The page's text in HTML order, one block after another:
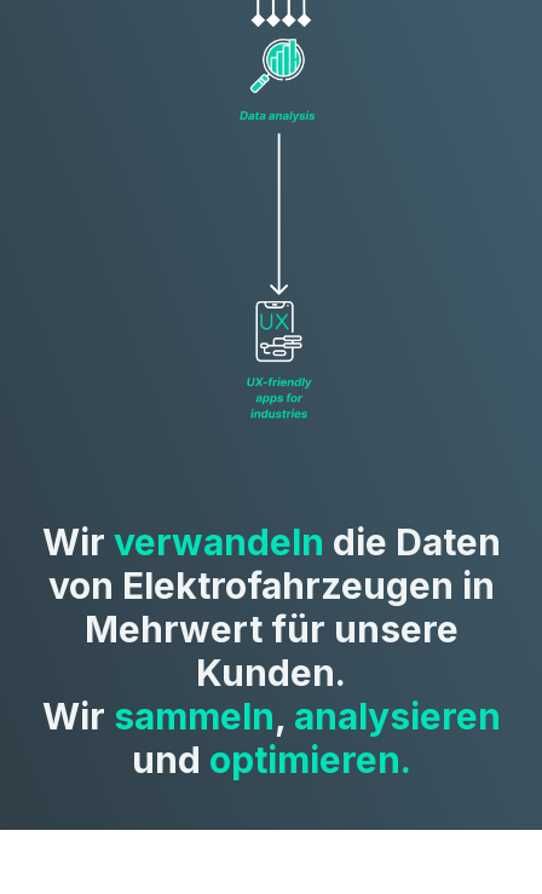
Wir verwandeln die Daten
von Elektrofahrzeugen in
Mehrwert für unsere
Kunden.
Wir sammeln, analysieren
und optimieren.